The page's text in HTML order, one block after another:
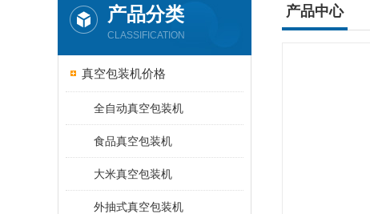
产品分类
CLASSIFICATION
真空包装机价格
全自动真空包装机
食品真空包装机
大米真空包装机
外抽式真空包装机
产品中心